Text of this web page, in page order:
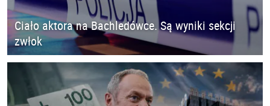
Ciało aktora na Bachledówce. Są wyniki sekcji
zwłok